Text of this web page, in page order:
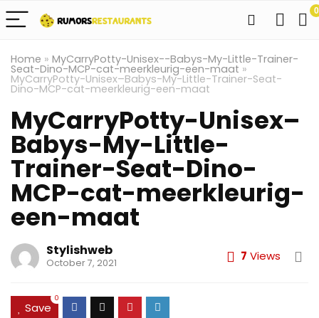
0
Home » MyCarryPotty-Unisex--Babys-My-Little-Trainer-
Seat-Dino-MCP-cat-meerkleurig-een-maat »
MyCarryPotty-Unisex–Babys-My-Little-Trainer-Seat-
Dino-MCP-cat-meerkleurig-een-maat
MyCarryPotty-Unisex–
Babys-My-Little-
Trainer-Seat-Dino-
MCP-cat-meerkleurig-
een-maat
Stylishweb
October 7, 2021 7 Views
Save
0